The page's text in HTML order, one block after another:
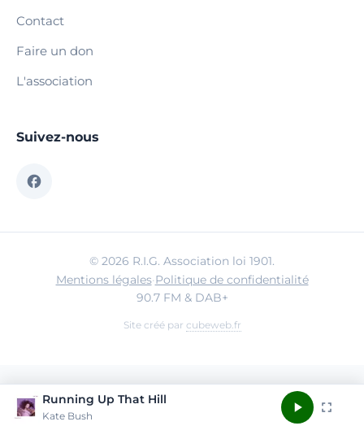
Contact
Faire un don
L'association
Suivez-nous
© 2026 R.I.G. Association loi 1901.
Mentions légales·Politique de confidentialité
90.7 FM & DAB+
Site créé par cubeweb.fr
Running Up That Hill
Kate Bush